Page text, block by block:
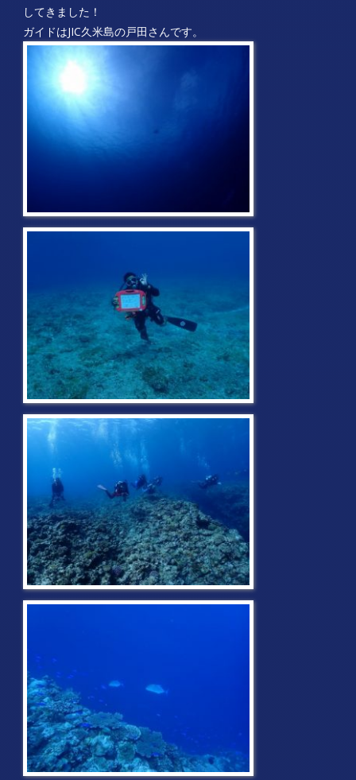
してきました！
ガイドはJIC久米島の戸田さんです。